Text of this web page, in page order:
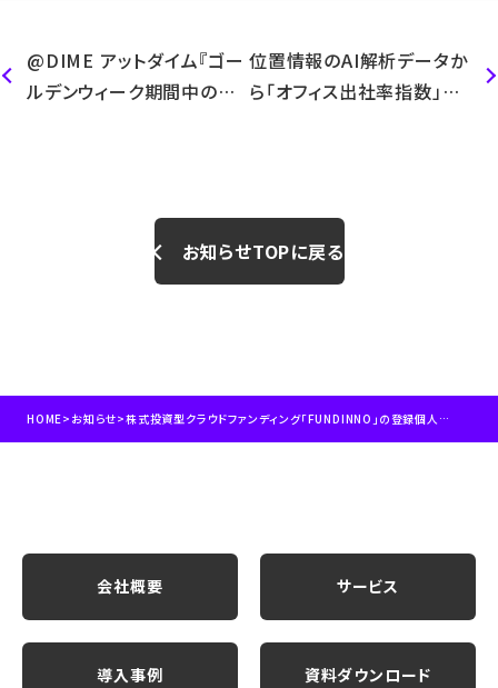
@DIME アットダイム『ゴー
ルデンウィーク期間中の人
位置情報のAI解析データか
ら「オフィス出社率指数」を
お知らせTOPに戻る
HOME> お知らせ> 株式投資型クラウドファンディング「FUNDINNO」の登録個人投資家へ任意の地点の「人流」が簡単に確認可能な「LAP人流モニタリング」を提供
会社概要 サービス
導入事例 資料ダウンロード